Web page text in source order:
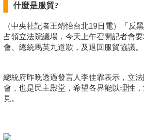
什麼是服貿?
（中央社記者王靖怡台北19日電）「反
占領立法院議場，今天上午召開記者會
會、總統馬英九道歉，及退回服貿協議。
總統府昨晚透過發言人李佳霏表示，立
會，也是民主殿堂，希望各界能以理性
見。